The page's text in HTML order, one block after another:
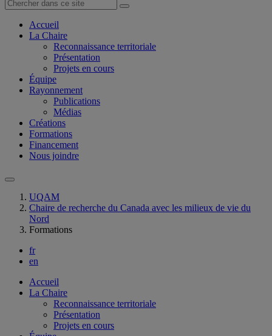
Accueil
La Chaire
Reconnaissance territoriale
Présentation
Projets en cours
Équipe
Rayonnement
Publications
Médias
Créations
Formations
Financement
Nous joindre
UQAM
Chaire de recherche du Canada avec les milieux de vie du
Nord
Formations
fr
en
Accueil
La Chaire
Reconnaissance territoriale
Présentation
Projets en cours